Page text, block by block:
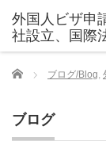
Home ブログ/Blog,
ブログ